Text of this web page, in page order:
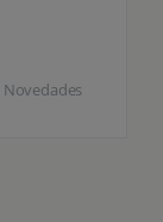
Novedades